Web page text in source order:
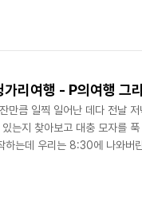
약 1시간 남짓 남은 시간 동안
앞에서 보면 평범한 건물인
리여행 - P의여행 그
만큼 일찍 일어난 데다 전날
는지 찾아보고 대충 모자를
하는데 우리는 8:30에 나와버
을 타러 부랴부랴 갔다. 너무